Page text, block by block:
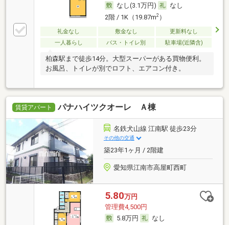
なし(3.1万円)
なし
2階 / 1K（19.87m2）
礼金なし 敷金なし
更新料なし
一人暮らし
バス・トイレ別 駐車場(近隣含)
柏森駅まで徒歩14分。大型スーパーがある買物便利。
お風呂、トイレが別でロフト、エアコン付き。
賃貸アパート パナハイツクオーレ Ａ棟
名鉄犬山線 江南駅 徒歩23分
その他の交通
築23年1ヶ月 / 2階建
愛知県江南市高屋町西町
5.80万円
管理費4,500円
5.8万円
なし